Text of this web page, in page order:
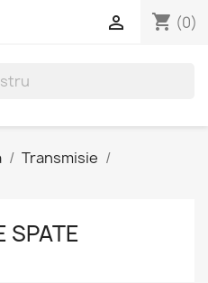
shopping_cart (0)

Transmisie
SPATE